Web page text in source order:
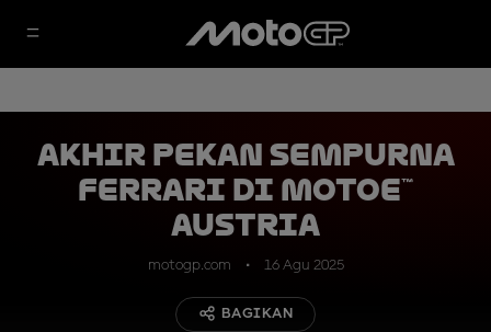
Akhir Pekan Sempurna
Ferrari di MotoE™
Austria
motogp.com 16 Agu 2025
BAGIKAN